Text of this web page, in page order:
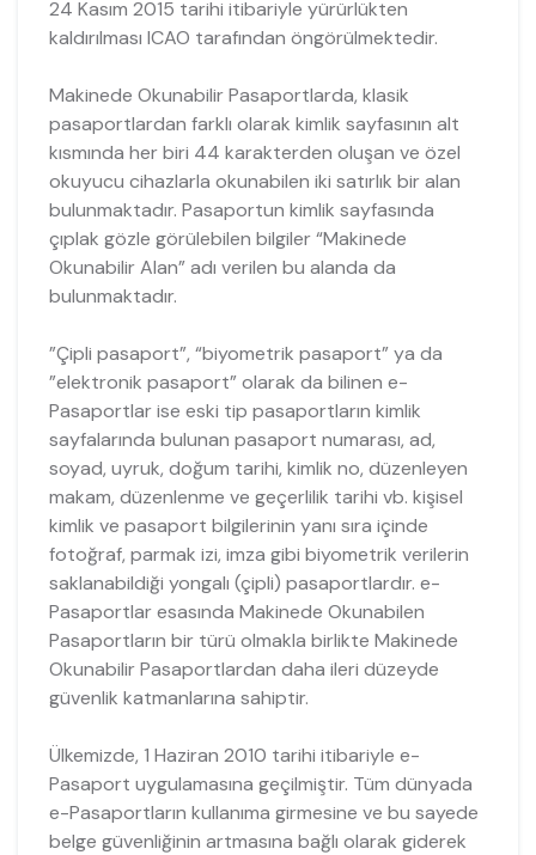
24 Kasım 2015 tarihi itibariyle yürürlükten
kaldırılması ICAO tarafından öngörülmektedir.
Makinede Okunabilir Pasaportlarda, klasik
pasaportlardan farklı olarak kimlik sayfasının alt
kısmında her biri 44 karakterden oluşan ve özel
okuyucu cihazlarla okunabilen iki satırlık bir alan
bulunmaktadır. Pasaportun kimlik sayfasında
çıplak gözle görülebilen bilgiler “Makinede
Okunabilir Alan” adı verilen bu alanda da
bulunmaktadır.
”Çipli pasaport”, “biyometrik pasaport” ya da
”elektronik pasaport” olarak da bilinen e-
Pasaportlar ise eski tip pasaportların kimlik
sayfalarında bulunan pasaport numarası, ad,
soyad, uyruk, doğum tarihi, kimlik no, düzenleyen
makam, düzenlenme ve geçerlilik tarihi vb. kişisel
kimlik ve pasaport bilgilerinin yanı sıra içinde
fotoğraf, parmak izi, imza gibi biyometrik verilerin
saklanabildiği yongalı (çipli) pasaportlardır. e-
Pasaportlar esasında Makinede Okunabilen
Pasaportların bir türü olmakla birlikte Makinede
Okunabilir Pasaportlardan daha ileri düzeyde
güvenlik katmanlarına sahiptir.
Ülkemizde, 1 Haziran 2010 tarihi itibariyle e-
Pasaport uygulamasına geçilmiştir. Tüm dünyada
e-Pasaportların kullanıma girmesine ve bu sayede
belge güvenliğinin artmasına bağlı olarak giderek